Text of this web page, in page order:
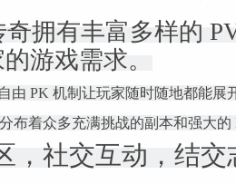
奇拥有丰富多样的
游戏需求。
由 PK 机制让玩家随时随地都能
分布着众多充满挑战的副本和强大
，社交互动，结